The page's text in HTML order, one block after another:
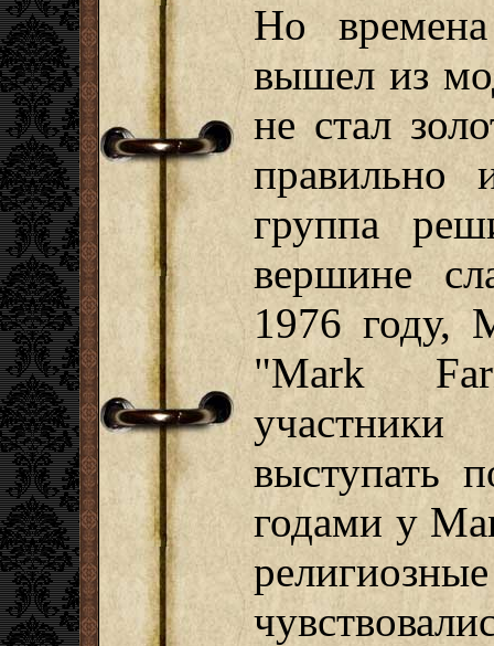
Но
вышел из
не стал
правильно
группа
вершине
1976 году,
"Mark
выступать
годами у